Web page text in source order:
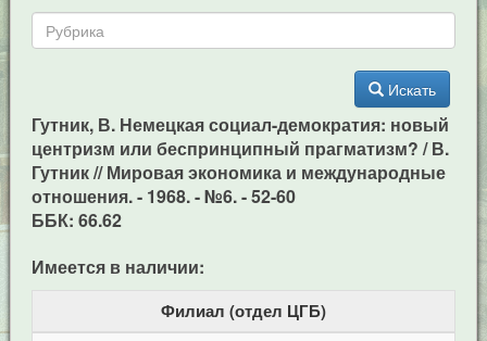
Искать
Гутник, В. Немецкая социал-демократия: новый
центризм или беспринципный прагматизм? / В.
Гутник // Мировая экономика и международные
отношения. - 1968. - №6. - 52-60
ББК: 66.62
Имеется в наличии:
Филиал (отдел ЦГБ)